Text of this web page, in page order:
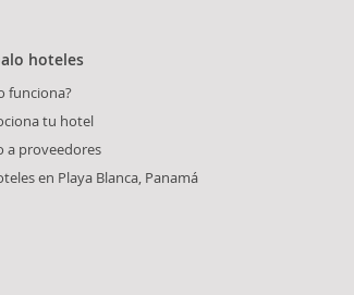
hoteles
funciona?
tu hotel
a proveedores
en Playa Blanca, Panamá